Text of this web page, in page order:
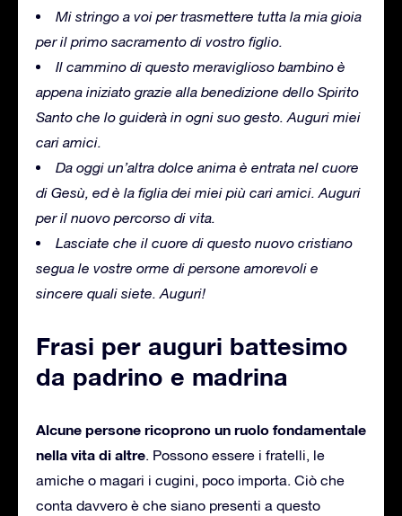
Mi stringo a voi per trasmettere tutta la mia gioia
per il primo sacramento di vostro figlio.
Il cammino di questo meraviglioso bambino è
appena iniziato grazie alla benedizione dello Spirito
Santo che lo guiderà in ogni suo gesto. Auguri miei
cari amici.
Da oggi un’altra dolce anima è entrata nel cuore
di Gesù, ed è la figlia dei miei più cari amici. Auguri
per il nuovo percorso di vita.
Lasciate che il cuore di questo nuovo cristiano
segua le vostre orme di persone amorevoli e
sincere quali siete. Auguri!
Frasi per auguri battesimo
da padrino e madrina
Alcune persone ricoprono un ruolo fondamentale
nella vita di altre. Possono essere i fratelli, le
amiche o magari i cugini, poco importa. Ciò che
conta davvero è che siano presenti a questo